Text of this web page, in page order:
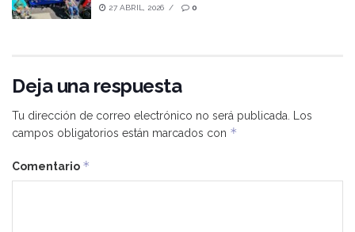
27 ABRIL, 2026 0
Deja una respuesta
Tu dirección de correo electrónico no será publicada.
Los
campos obligatorios están marcados con *
Comentario *